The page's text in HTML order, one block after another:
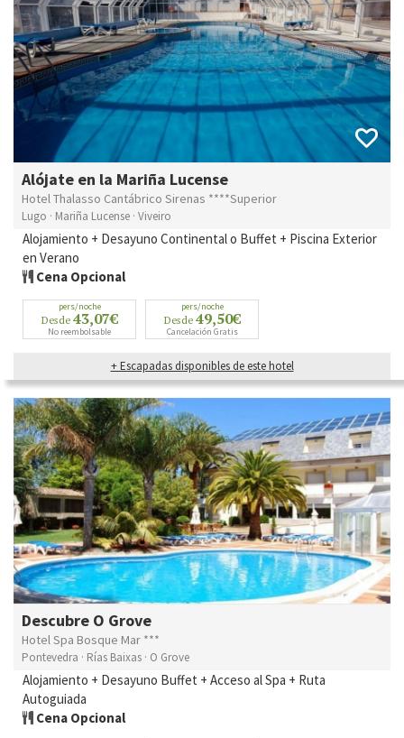
Alójate en la Mariña Lucense
Hotel Thalasso Cantábrico Sirenas ****Superior
Lugo · Mariña Lucense · Viveiro
Alojamiento + Desayuno Continental o Buffet + Piscina Exterior
en Verano
Cena Opcional
pers/noche
Desde 43,07€
No reembolsable
pers/noche
Desde 49,50€
Cancelación Gratis
+ Escapadas disponibles de este hotel
Descubre O Grove
Hotel Spa Bosque Mar ***
Pontevedra · Rías Baixas · O Grove
Alojamiento + Desayuno Buffet + Acceso al Spa + Ruta
Autoguiada
Cena Opcional